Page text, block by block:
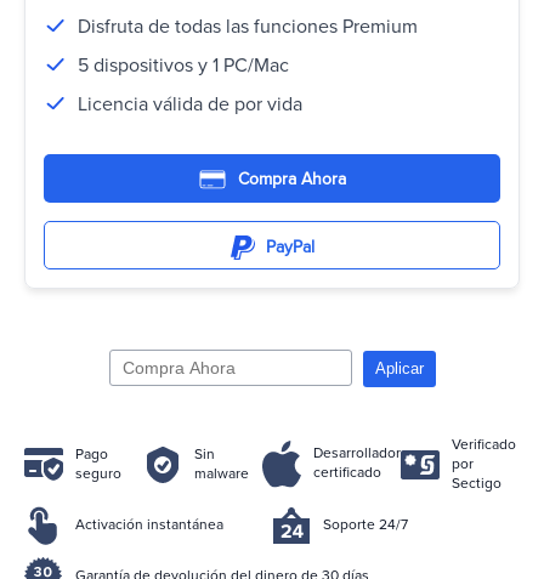
Disfruta de todas las funciones Premium
5 dispositivos y 1 PC/Mac
Licencia válida de por vida
Compra Ahora
PayPal
Aplicar
Pago
seguro
Sin
malware
Desarrollador
certificado
Verificado
por
Sectigo
Activación instantánea Soporte 24/7
Garantía de devolución del dinero de 30 días